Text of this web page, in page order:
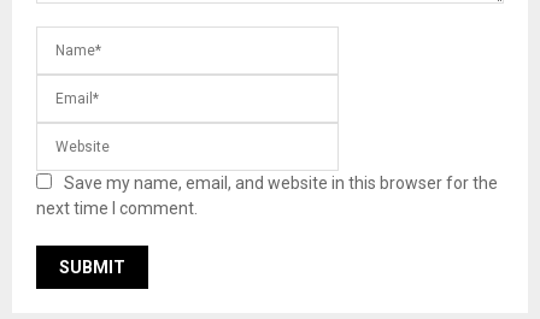
Save my name, email, and website in this browser for the
next time I comment.